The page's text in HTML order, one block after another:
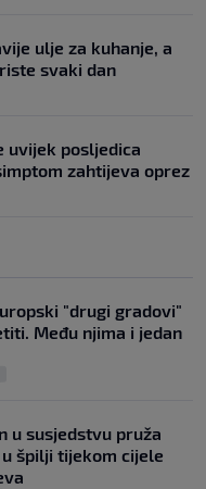
ulje za kuhanje, a
svaki dan
uvijek posljedica
zahtijeva oprez
"drugi gradovi"
Među njima i jedan
u susjedstvu pruža
špilji tijekom cijele